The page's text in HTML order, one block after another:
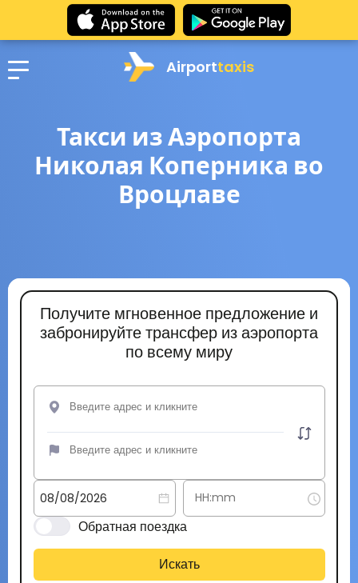
Airporttaxis
Такси из Аэропорта
Николая Коперника во
Вроцлаве
Получите мгновенное предложение и
забронируйте трансфер из аэропорта
по всему миру
Обратная поездка
Искать